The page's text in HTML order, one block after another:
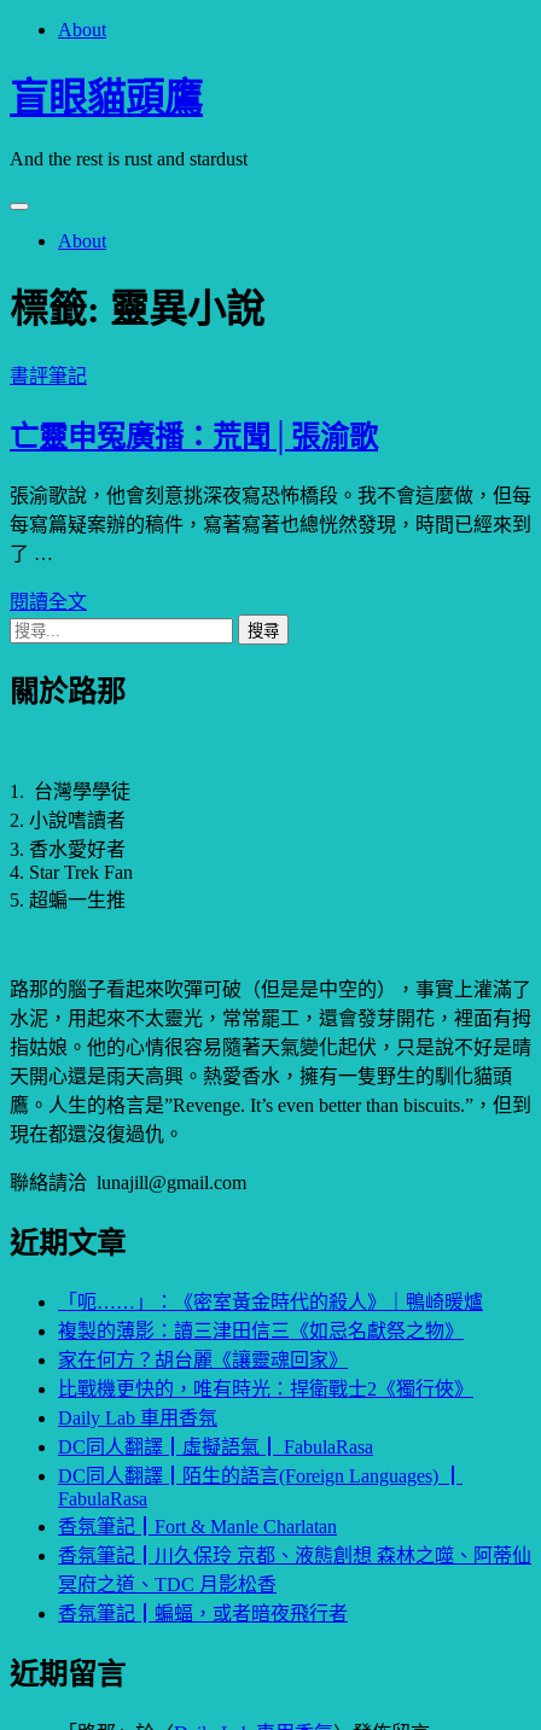
主
要
內
About
盲眼貓頭鷹
And the rest is rust and stardust
About
標籤: 靈異小說
書評筆記
亡靈申冤廣播：荒聞│張渝歌
張渝歌說，他會刻意挑深夜寫恐怖橋段。我不會這麼做，但每
每寫篇疑案辦的稿件，寫著寫著也總恍然發現，時間已經來到
了 …
閱讀全文
搜
關
關於路那
1. 台灣學學徒
2. 小說嗜讀者
3. 香水愛好者
4. Star Trek Fan
5. 超蝙一生推
路那的腦子看起來吹彈可破（但是是中空的），事實上灌滿了
水泥，用起來不太靈光，常常罷工，還會發芽開花，裡面有拇
指姑娘。他的心情很容易隨著天氣變化起伏，只是說不好是晴
天開心還是雨天高興。熱愛香水，擁有一隻野生的馴化貓頭
鷹。人生的格言是”Revenge. It’s even better than biscuits.”，但到
現在都還沒復過仇。
聯絡請洽 lunajill@gmail.com
近期文章
「呃……」：《密室黃金時代的殺人》｜鴨崎暖爐
複製的薄影：讀三津田信三《如忌名獻祭之物》
家在何方？胡台麗《讓靈魂回家》
比戰機更快的，唯有時光：捍衛戰士2《獨行俠》
Daily Lab 車用香氛
DC同人翻譯┃虛擬語氣┃ FabulaRasa
DC同人翻譯┃陌生的語言(Foreign Languages) ┃
FabulaRasa
香氛筆記┃Fort & Manle Charlatan
香氛筆記┃川久保玲 京都、液態創想 森林之噬、阿蒂仙
冥府之道、TDC 月影松香
香氛筆記┃蝙蝠，或者暗夜飛行者
近期留言